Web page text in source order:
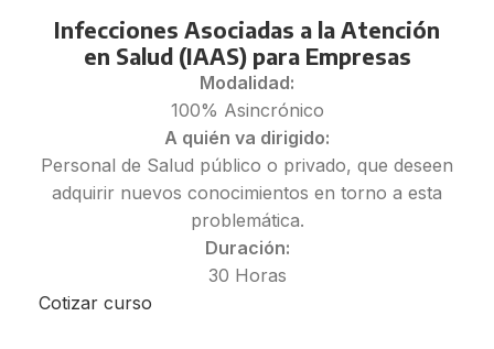
Infecciones Asociadas a la Atención
en Salud (IAAS) para Empresas
Modalidad:
100% Asincrónico
A quién va dirigido:
Personal de Salud público o privado, que deseen
adquirir nuevos conocimientos en torno a esta
problemática.
Duración:
30 Horas
Cotizar curso